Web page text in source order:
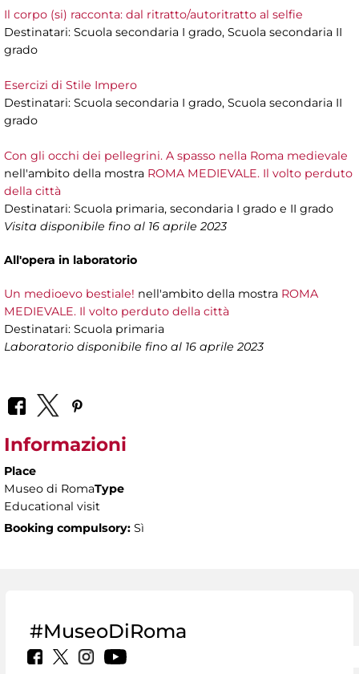
Il corpo (si) racconta: dal ritratto/autoritratto al selfie
Destinatari: Scuola secondaria I grado, Scuola secondaria II
grado
Esercizi di Stile Impero
Destinatari: Scuola secondaria I grado, Scuola secondaria II
grado
Con gli occhi dei pellegrini. A spasso nella Roma medievale
nell'ambito della mostra ROMA MEDIEVALE. Il volto perduto
della città
Destinatari: Scuola primaria, secondaria I grado e II grado
Visita disponibile fino al 16 aprile 2023
All'opera in laboratorio
Un medioevo bestiale! nell'ambito della mostra ROMA
MEDIEVALE. Il volto perduto della città
Destinatari: Scuola primaria
Laboratorio disponibile fino al 16 aprile 2023
Informazioni
Place
Museo di RomaType
Educational visit
Booking compulsory: Sì
#MuseoDiRoma